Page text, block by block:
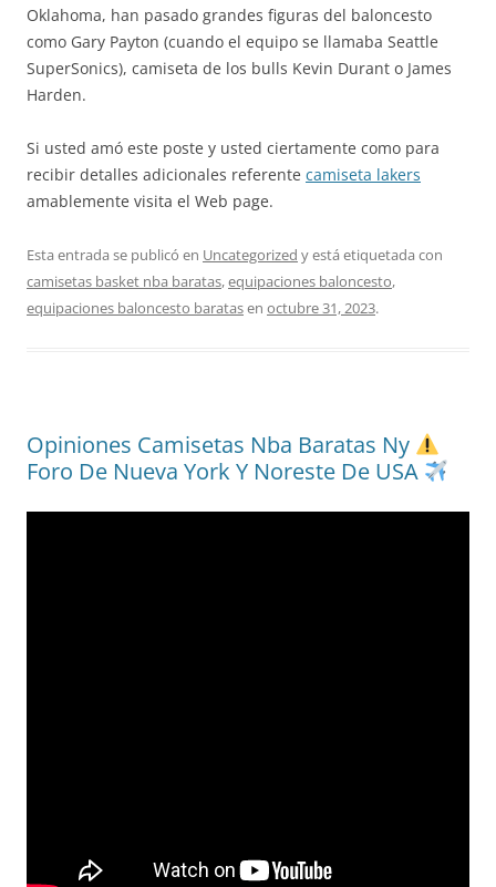
Oklahoma, han pasado grandes figuras del baloncesto
como Gary Payton (cuando el equipo se llamaba Seattle
SuperSonics), camiseta de los bulls Kevin Durant o James
Harden.
Si usted amó este poste y usted ciertamente como para
recibir detalles adicionales referente camiseta lakers
amablemente visita el Web page.
Esta entrada se publicó en Uncategorized y está etiquetada con
camisetas basket nba baratas,equipaciones baloncesto,
equipaciones baloncesto baratasen octubre 31, 2023.
Opiniones Camisetas Nba Baratas Ny
Foro De Nueva York Y Noreste De USA